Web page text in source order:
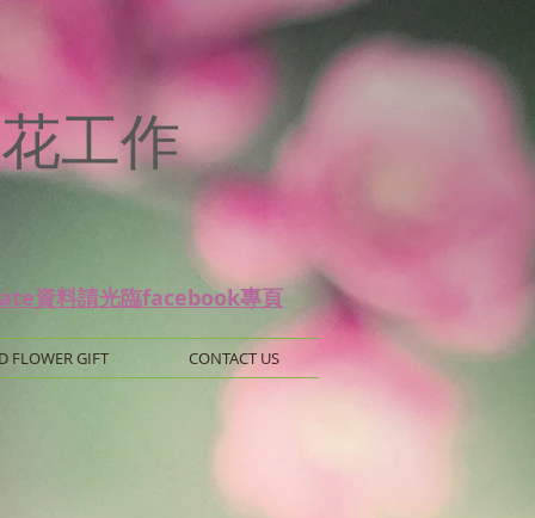
花工作
資料請光臨facebook專頁
FLOWER GIFT CONTACT US